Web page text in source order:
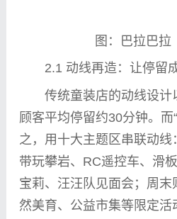
图：巴拉巴拉
2.1 动线再造：让停留
传统童装店的动线设计
顾客平均停留约30分钟。而
之，用十大主题区串联动线
带玩攀岩、RC遥控车、滑
宝莉、汪汪队见面会；周末
然美育、公益市集等限定活